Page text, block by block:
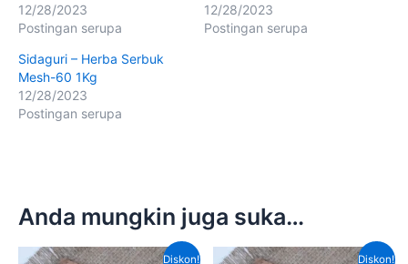
12/28/2023
Postingan serupa
12/28/2023
Postingan serupa
Sidaguri – Herba Serbuk
Mesh-60 1Kg
12/28/2023
Postingan serupa
Anda mungkin juga suka…
Diskon!
Harga
Harga
Diskon!
Harga
Harga